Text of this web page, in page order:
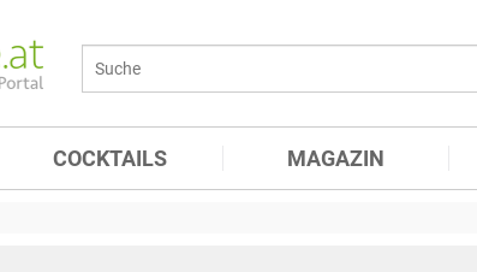
COCKTAILS MAGAZIN